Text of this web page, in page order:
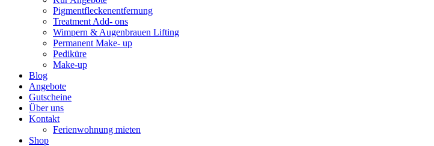
Pigmentfleckenentfernung
Treatment Add- ons
Wimpern & Augenbrauen Lifting
Permanent Make- up
Pediküre
Make-up
Blog
Angebote
Gutscheine
Über uns
Kontakt
Ferienwohnung mieten
Shop